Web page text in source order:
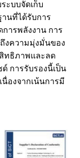
ะบบจัดเก็บ
านที่ได้รับการ
ารพลังงาน การ
ถึงความมุ่งมั่นของ
ทธิภาพและลด
การรับรองนี้เป็น
องจากเน้นการมี